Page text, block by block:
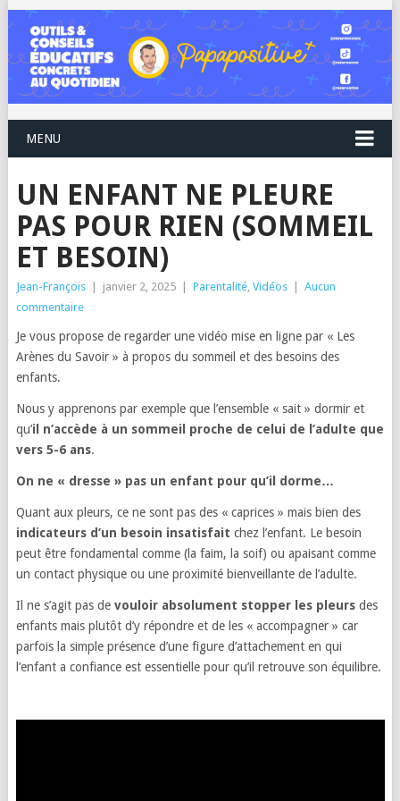
MENU
UN ENFANT NE PLEURE
PAS POUR RIEN (SOMMEIL
ET BESOIN)
Jean-François janvier 2, 2025 Parentalité, Vidéos
Aucun
commentaire
Je vous propose de regarder une vidéo mise en ligne par « Les
Arènes du Savoir » à propos du sommeil et des besoins des
enfants.
Nous y apprenons par exemple que l’ensemble « sait » dormir et
qu’il n’accède à un sommeil proche de celui de l’adulte que
vers 5-6 ans.
On ne « dresse » pas un enfant pour qu’il dorme…
Quant aux pleurs, ce ne sont pas des « caprices » mais bien des
indicateurs d’un besoin insatisfait chez l’enfant. Le besoin
peut être fondamental comme (la faim, la soif) ou apaisant comme
un contact physique ou une proximité bienveillante de l’adulte.
Il ne s’agit pas de vouloir absolument stopper les pleursdes
enfants mais plutôt d’y répondre et de les « accompagner » car
parfois la simple présence d’une figure d’attachement en qui
l’enfant a confiance est essentielle pour qu’il retrouve son équilibre.